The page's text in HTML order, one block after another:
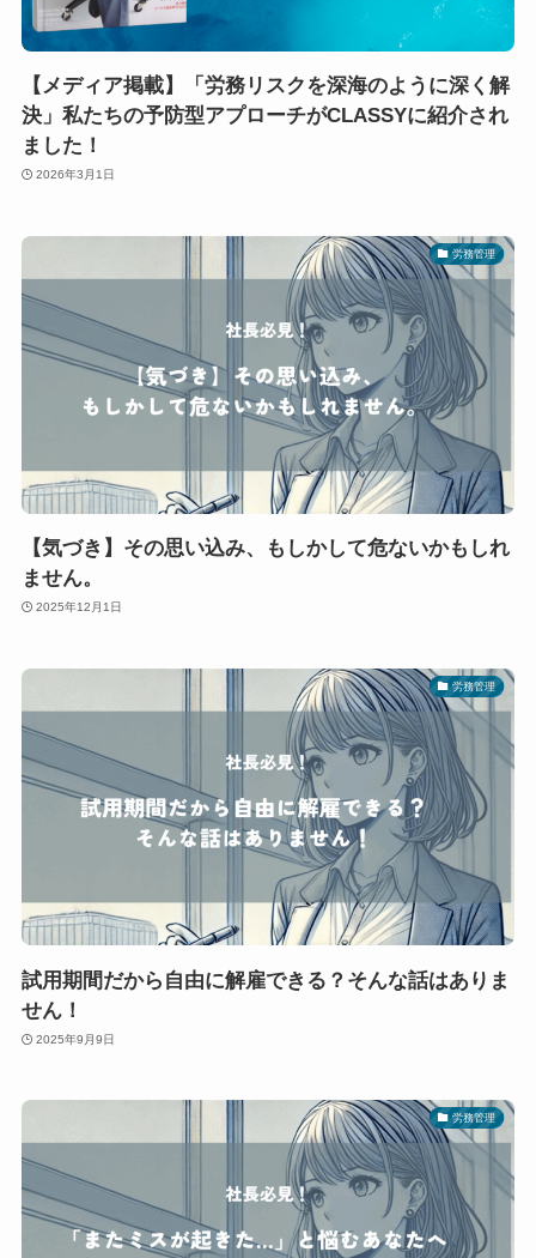
【メディア掲載】「労務リスクを深海のように深く解
決」私たちの予防型アプローチがCLASSYに紹介され
ました！
2026年3月1日
労務管理
【気づき】その思い込み、もしかして危ないかもしれ
ません。
2025年12月1日
労務管理
試用期間だから自由に解雇できる？そんな話はありま
せん！
2025年9月9日
労務管理